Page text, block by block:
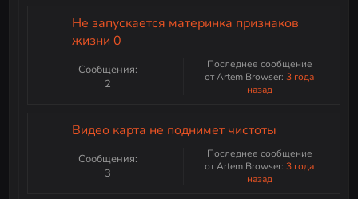
Не запускается материнка признаков
жизни 0
Сообщения:
2
Последнее сообщение
от Artem Browser:3 года
назад
Видео карта не поднимет чистоты
Сообщения:
3
Последнее сообщение
от Artem Browser:3 года
назад